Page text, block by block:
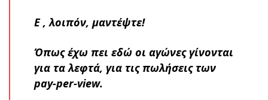
Ε , λοιπόν, μαντέψτε!
Όπως έχω πει εδώ οι αγώνες γίνονται
για τα λεφτά, για τις πωλήσεις των
pay-per-view.